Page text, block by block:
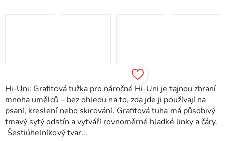
Hi-Uni: Grafitová tužka pro náročné Hi-Uni je tajnou zbraní
mnoha umělců – bez ohledu na to, zda jde ji používají na
psaní, kreslení nebo skicování. Grafitová tuha má působivý
tmavý sytý odstín a vytváří rovnoměrné hladké linky a čáry.
Šestiúhelníkový tvar...